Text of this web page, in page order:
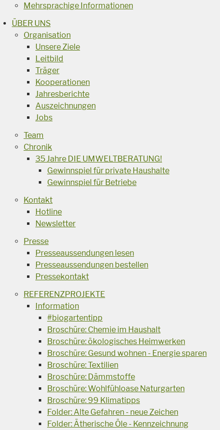
Mehrsprachige Informationen
ÜBER UNS
Organisation
Unsere Ziele
Leitbild
Träger
Kooperationen
Jahresberichte
Auszeichnungen
Jobs
Team
Chronik
35 Jahre DIE UMWELTBERATUNG!
Gewinnspiel für private Haushalte
Gewinnspiel für Betriebe
Kontakt
Hotline
Newsletter
Presse
Presseaussendungen lesen
Presseaussendungen bestellen
Pressekontakt
REFERENZPROJEKTE
Information
#biogartentipp
Broschüre: Chemie im Haushalt
Broschüre: ökologisches Heimwerken
Broschüre: Gesund wohnen - Energie sparen
Broschüre: Textilien
Broschüre: Dämmstoffe
Broschüre: Wohlfühloase Naturgarten
Broschüre: 99 Klimatipps
Folder: Alte Gefahren - neue Zeichen
Folder: Ätherische Öle - Kennzeichnung